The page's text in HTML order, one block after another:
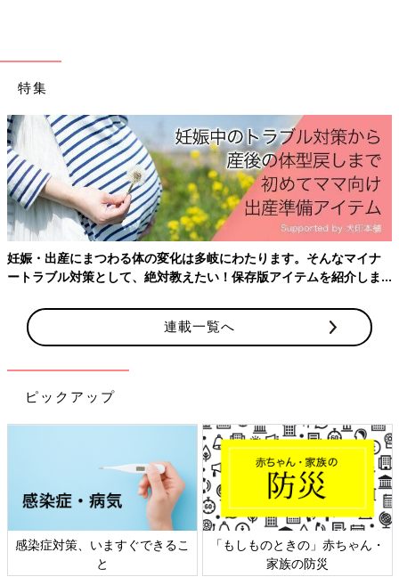
ん。バンバンジーやアジのお刺身、モロヘイヤのお浸しと冷たく
てもおいしい料理を盛り付け、冷やしたぶり大根も一緒にいただ
いので、作り置きをしておくと便利ですよね。
いかがでしたか？みなさん火を使わないレシピで、ランチ・お弁
当おかず・夕食の一品といろいろなおかずが作っていましたね。
火を使わなければ、洗い物や片付けも楽になって時短にもなりま
すよ。
（文：かな江）
※記事内容でご紹介している投稿、リンク先は、削除される場合
※記事の内容は記載当時の情報であり、現在と異なる場合があり
ます。
特集
妊娠・出産にまつわる体の変化は多岐にわたります。そんなマイナ
ートラブル対策として、絶対教えたい！保存版アイテムを紹介しま
連載一覧へ
ピックアップ
感染症対策、いますぐできるこ
と
「もしものときの」赤ちゃん・
家族の防災